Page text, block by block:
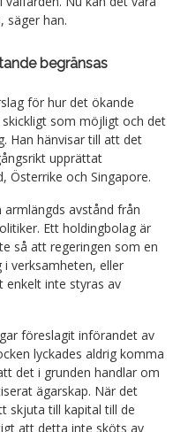
säger han.
begränsas
för hur det ökande
som möjligt och det
Han hänvisar till att det
upprättat
Österrike och Singapore.
avstånd från
Ett holdingbolag är
så att regeringen som en
i verksamheten, eller
enkelt inte styras av
föreslagit införandet av
lyckades aldrig komma
det i grunden handlar om
ägarskap. När det
skjuta till kapital till de
att detta inte sköts av